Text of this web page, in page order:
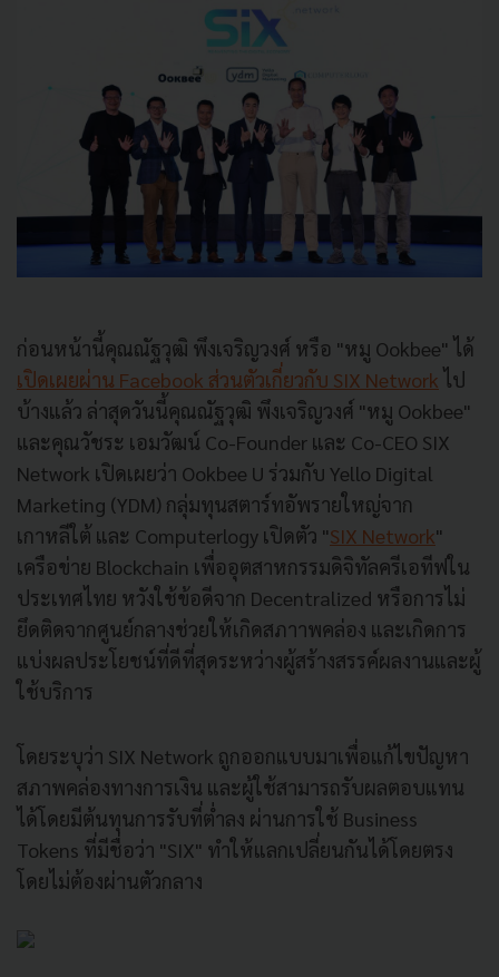
ก่อนหน้านี้คุณณัฐวุฒิ พึงเจริญวงศ์ หรือ "หมู Ookbee" ได้
เปิดเผยผ่าน Facebook ส่วนตัวเกี่ยวกับ SIX Network ไป
บ้างแล้ว ล่าสุดวันนี้คุณณัฐวุฒิ พึงเจริญวงศ์ "หมู Ookbee"
และคุณวัชระ เอมวัฒน์ Co-Founder และ Co-CEO SIX
Network เปิดเผยว่า Ookbee U ร่วมกับ Yello Digital
Marketing (YDM) กลุ่มทุนสตาร์ทอัพรายใหญ่จาก
เกาหลีใต้ และ Computerlogy เปิดตัว "SIX Network"
เครือข่าย Blockchain เพื่ออุตสาหกรรมดิจิทัลครีเอทีฟใน
ประเทศไทย หวังใช้ข้อดีจาก Decentralized หรือการไม่
ยึดติดจากศูนย์กลางช่วยให้เกิดสภาาพคล่อง และเกิดการ
แบ่งผลประโยชน์ที่ดีที่สุดระหว่างผู้สร้างสรรค์ผลงานและผู้
ใช้บริการ
โดยระบุว่า SIX Network ถูกออกแบบมาเพื่อแก้ไขปัญหา
สภาพคล่องทางการเงิน และผู้ใช้สามารถรับผลตอบแทน
ได้โดยมีต้นทุนการรับที่ต่ำลง ผ่านการใช้ Business
Tokens ที่มีชื่อว่า "SIX" ทำให้แลกเปลี่ยนกันได้โดยตรง
โดยไม่ต้องผ่านตัวกลาง